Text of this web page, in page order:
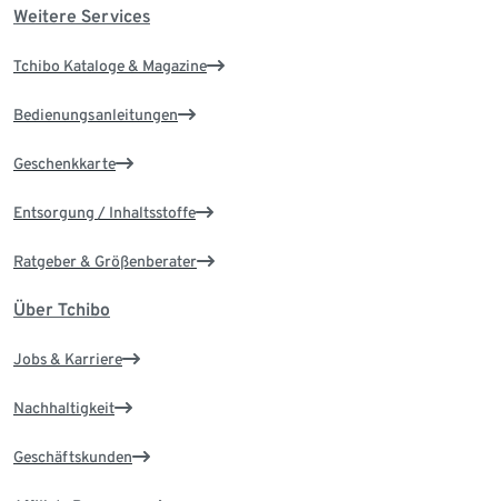
Weitere Services
Tchibo Kataloge & Magazine
Bedienungsanleitungen
Geschenkkarte
Entsorgung / Inhaltsstoffe
Ratgeber & Größenberater
Über Tchibo
Jobs & Karriere
Nachhaltigkeit
Geschäftskunden